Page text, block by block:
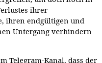
ihrer
ihren endgültigen und
Untergang verhindern
Telegram-Kanal, dass der